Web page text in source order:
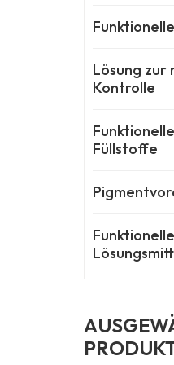
Lösung zur
Kontrolle
Füllstoffe